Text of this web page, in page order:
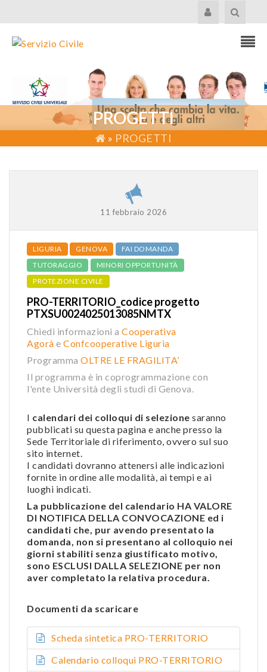
PROGETTI
» PROGETTI
11 febbraio 2026
LIGURIA GENOVA
FAI DOMANDA
TUTORAGGIO
MINORI OPPORTUNITÀ
PROTEZIONE CIVILE
PRO-TERRITORIO_codice progetto
PTXSU0024025013085NMTX
Chiedi informazioni a Cooperativa
Agorà e Confcooperative Liguria
Programma OLTRE LE FRAGILITA’
Il programma è in coprogrammazione con
l'ente Università degli studi di Genova.
I calendari dei colloqui di selezione saranno
pubblicati su questa pagina e anche presso la
Sede Territoriale di riferimento, ovvero sul suo
sito internet.
I candidati dovranno attenersi alle indicazioni
fornite in ordine alle modalità, ai tempi e ai
luoghi indicati.
La pubblicazione del calendario HA VALORE
DI NOTIFICA DELLA CONVOCAZIONE ed i
candidati che, pur avendo presentato la
domanda, non si presentano al colloquio nei
giorni stabiliti senza giustificato motivo,
sono ESCLUSI DALLA SELEZIONE per non
aver completato la relativa procedura.
Documenti da scaricare
Scheda sintetica PRO-TERRITORIO
Calendario colloqui PRO-TERRITORIO